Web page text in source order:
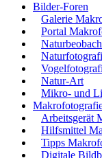
Bilder-Foren
Galerie
Portal
Natur-Art
Mikro- und
Arbeitsgerät
Hilfsmittel
Tipps
Digitale